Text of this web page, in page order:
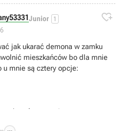
Junior 1 
jak ukarać demona w zamku
mieszkańców bo dla mnie
u mnie są cztery opcje:
z demonem)